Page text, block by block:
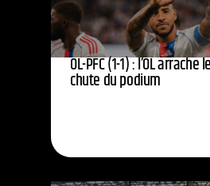
OL-PFC (1-1) : l’OL
chute du podium